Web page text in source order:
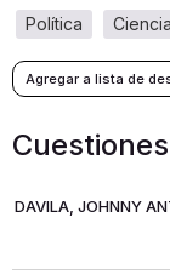
política
DAVILA, JOHNNY